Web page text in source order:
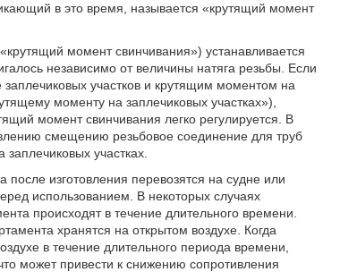
в это время, называется «крутящий момент
момент свинчивания») устанавливается
независимо от величины натяга резьбы. Если
участков и крутящим моментом на
моменту на заплечиковых участках»),
момент свинчивания легко регулируется. В
смещению резьбовое соединение для труб
участках.
изготовления перевозятся на судне или
использованием. В некоторых случаях
происходят в течение длительного времени.
хранятся на открытом воздухе. Когда
в течение длительного периода времени,
может привести к снижению сопротивления